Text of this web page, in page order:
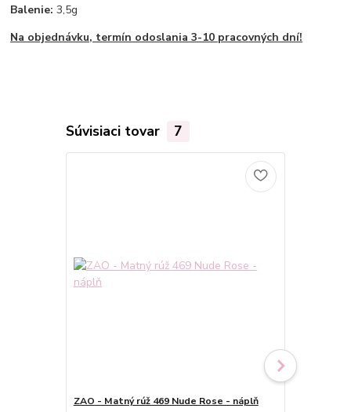
Balenie: 3,5g
Na objednávku, termín odoslania 3-10 pracovných dní!
Súvisiaci tovar 7
ZAO - Matný rúž 469 Nude Rose - náplň